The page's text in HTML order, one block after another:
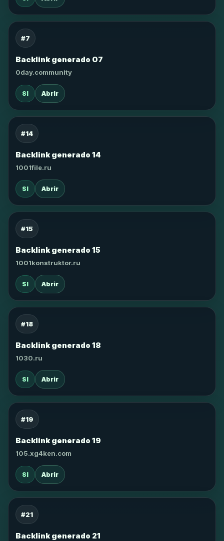
#7
Backlink generado 07
0day.community
SI Abrir
#14
Backlink generado 14
1001file.ru
SI Abrir
#15
Backlink generado 15
1001konstruktor.ru
SI Abrir
#18
Backlink generado 18
1030.ru
SI Abrir
#19
Backlink generado 19
105.xg4ken.com
SI Abrir
#21
Backlink generado 21